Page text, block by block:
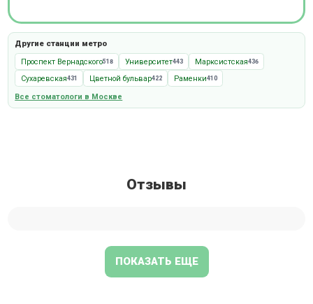
Другие станции метро
Проспект Вернадского518 Университет443 Марксистская436
Сухаревская431 Цветной бульвар422 Раменки410
Все стоматологи в Москве
Отзывы
ПОКАЗАТЬ ЕЩЕ